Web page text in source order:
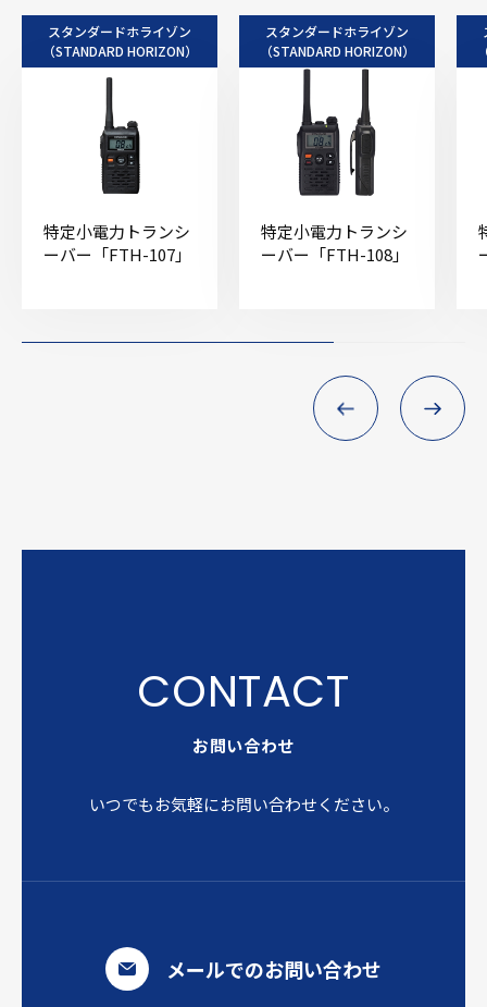
スタンダードホライゾン
（STANDARD HORIZON）
特定小電力トランシ
ーバー「FTH-107」
スタンダードホライゾン
（STANDARD HORIZON）
特定小電力トランシ
ーバー「FTH-108」
お問い合わせ
いつでもお気軽にお問い合わせください。
メールでのお問い合わせ